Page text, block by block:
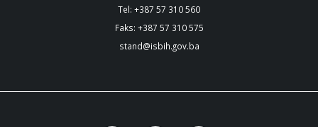
Tel: +387 57 310 560
Faks: +387 57 310 575
stand@isbih.gov.ba